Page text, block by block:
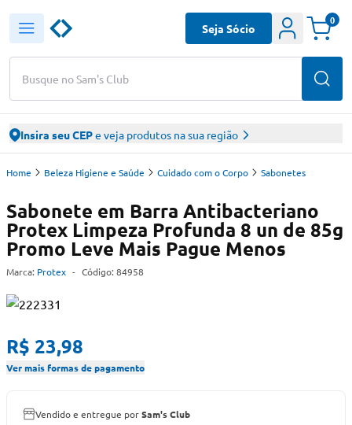
Busque no Sam's Club
Seja Sócio
0
Insira seu CEPe veja produtos na sua região
Home Beleza Higiene e Saúde Cuidado com o Corpo Sabonetes
Sabonete em Barra Antibacteriano
Protex Limpeza Profunda 8 un de 85g
Promo Leve Mais Pague Menos
Marca: Protex - Código: 84958
R$ 23,98
Ver mais formas de pagamento
Vendido e entregue porSam's Club